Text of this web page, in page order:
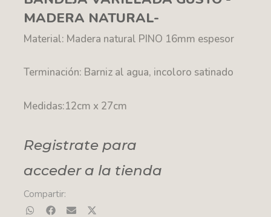
MADERA NATURAL-
Material: Madera natural PINO 16mm espesor
Terminación: Barniz al agua, incoloro satinado
Medidas:12cm x 27cm
Registrate para
acceder a la tienda
Compartir: